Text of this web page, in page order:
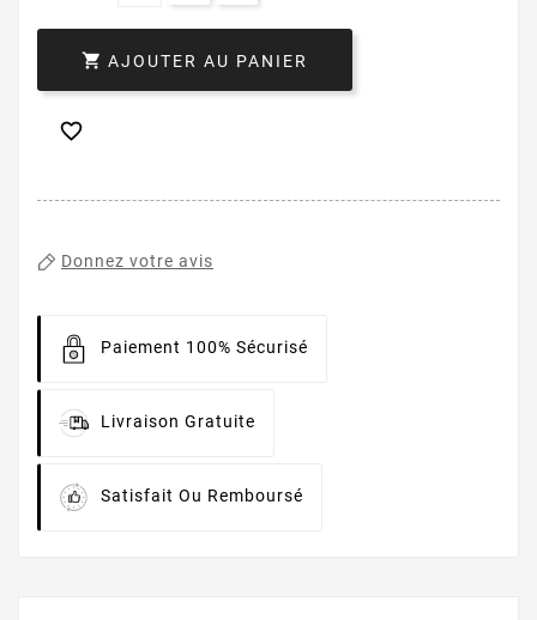
 AJOUTER AU PANIER

Donnez votre avis
Paiement 100% Sécurisé
Livraison Gratuite
Satisfait Ou Remboursé